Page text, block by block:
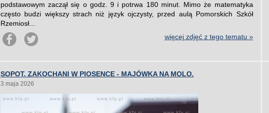
podstawowym zaczął się o godz. 9 i potrwa 180 minut. Mimo że matematyka
często budzi większy strach niż język ojczysty, przed aulą Pomorskich Szkół
Rzemiosł...
więcej zdjęć z tego tematu »
SOPOT. ZAKOCHANI W PIOSENCE - MAJÓWKA NA MOLO.
3 maja 2026